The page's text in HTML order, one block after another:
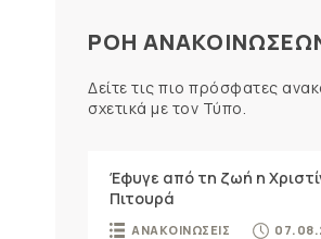
ΡΟΗ
Δείτε τις πιο πρόσφατες
σχετικά με τον Τύπο.
Έφυγε από τη ζωή η
Πιτουρά
ΑΝΑΚΟΙΝΩΣΕΙΣ